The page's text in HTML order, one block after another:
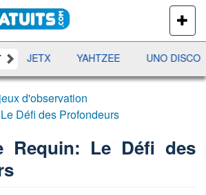
PLUS
DE
JEUX
JETX YAHTZEE UNO DISCO
jeux d'observation
Défi des Profondeurs
Requin: Le Défi des